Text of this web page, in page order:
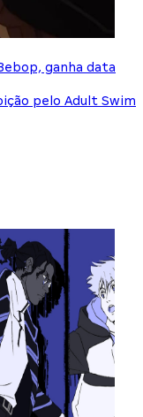
ganha data
pelo Adult Swim